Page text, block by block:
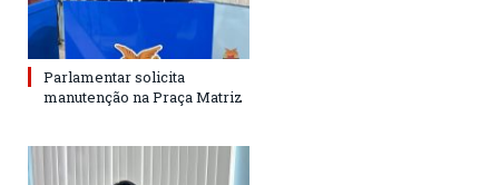
Parlamentar solicita
manutenção na Praça Matriz